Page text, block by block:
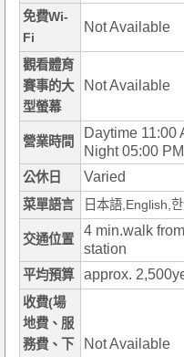
免費Wi-
Fi
Not Available
觀看體育
賽事的大
型螢幕
Not Available
營業時間
Daytime 11:00
Night 05:00
公休日 Varied
菜單語言 日本語,English,
交通位置
4 min.walk
station
平均預算 approx.
收費(場
地費、服
務費、下
Not Available